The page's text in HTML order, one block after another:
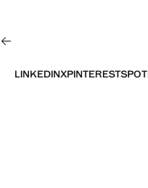
PINTEREST
X
LINKEDIN